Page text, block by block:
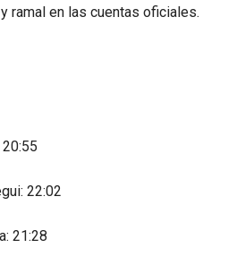
ramal en las cuentas oficiales.
22:02
21:28